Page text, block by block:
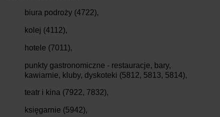
biura podroży (4722),
kolej (4112),
hotele (7011),
punkty gastronomiczne - restauracje, bary,
kawiarnie, kluby, dyskoteki (5812, 5813, 5814),
teatr i kina (7922, 7832),
księgarnie (5942),